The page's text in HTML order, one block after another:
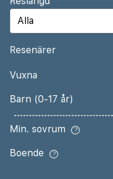
Resenärer
Vuxna
Barn (0-17 år)
Min. sovrum
Boende